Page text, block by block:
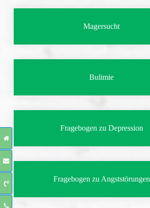
Magersucht
Bulimie
Fragebogen zu Depression
Fragebogen zu Angststörungen